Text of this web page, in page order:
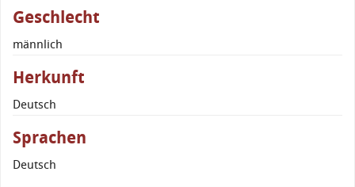
Geschlecht
männlich
Herkunft
Deutsch
Sprachen
Deutsch